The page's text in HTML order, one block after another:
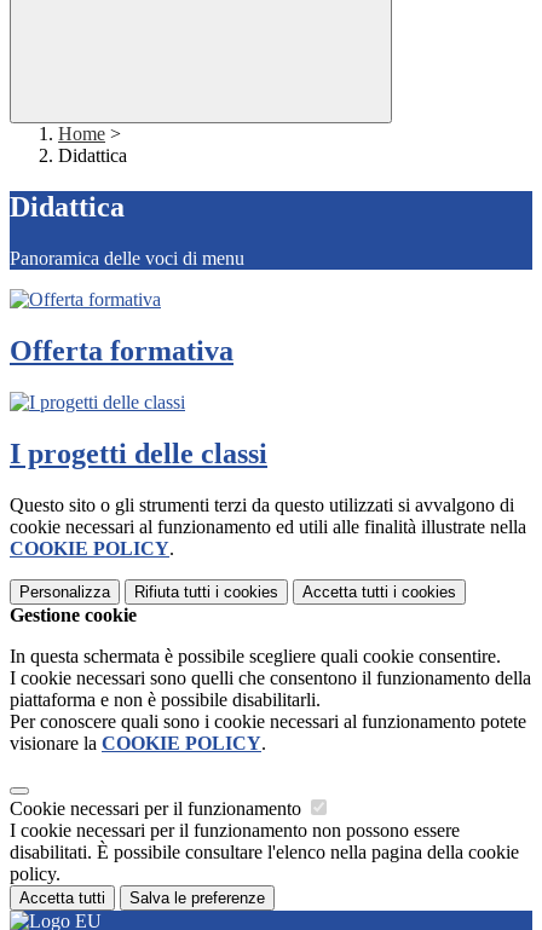
Home >
Didattica
Didattica
Panoramica delle voci di menu
Offerta formativa
I progetti delle classi
Questo sito o gli strumenti terzi da questo utilizzati si avvalgono di
cookie necessari al funzionamento ed utili alle finalità illustrate nella
COOKIE POLICY.
Personalizza Rifiuta tutti i cookies Accetta tutti i cookies
Gestione cookie
In questa schermata è possibile scegliere quali cookie consentire.
I cookie necessari sono quelli che consentono il funzionamento della
piattaforma e non è possibile disabilitarli.
Per conoscere quali sono i cookie necessari al funzionamento potete
visionare la COOKIE POLICY.
Cookie necessari per il funzionamento
I cookie necessari per il funzionamento non possono essere
disabilitati. È possibile consultare l'elenco nella pagina della cookie
policy.
Accetta tutti Salva le preferenze